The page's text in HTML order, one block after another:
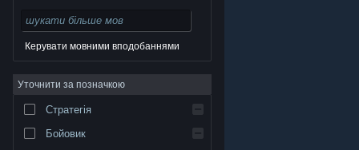
© Valve Corporation. Усі права захищено. Усі
Юридична інформація
підписника Steam
cookie
Керувати мовними вподобаннями
Уточнити за позначкою
Стратегія
Бойовик